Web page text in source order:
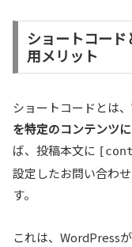
ショートコー
用メリット
ショートコードとは
を特定のコンテンツ
ば、投稿本文に
設定したお問い合わ
す。
これは、WordPress